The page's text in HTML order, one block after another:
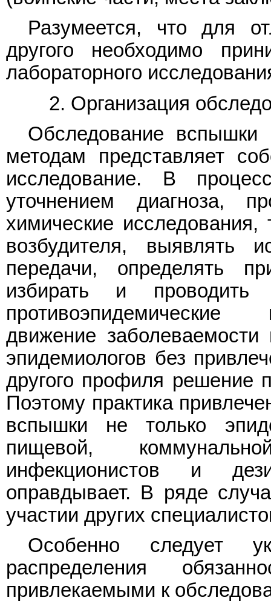
Разумеется, что для
другого необходимо
лабораторного
2. Организация
Обследование
методам представляет
исследование. В
уточнением диагноза,
химические
возбудителя, выявлять
передачи, определять
избирать и
противоэпидемические
движение
эпидемиологов без
другого профиля решение
Поэтому практика
вспышки не только
пищевой,
инфекционистов и
оправдывает. В ряде
участии других
Особенно следует
распределения
привлекаемыми к